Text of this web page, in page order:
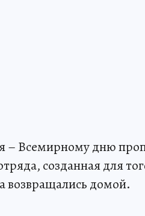
– Всемирному дню
созданная для
возвращались домой.